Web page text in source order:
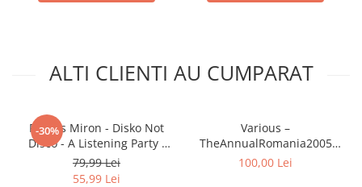
ALTI CLIENTI AU CUMPARAT
-30%
Remus Miron - Disko Not
Disco - A Listening Party ,
(Casetă Audio)
79,99 Lei
55,99 Lei
Various –
TheAnnualRomania2005
(CASETA)
100,00 Lei